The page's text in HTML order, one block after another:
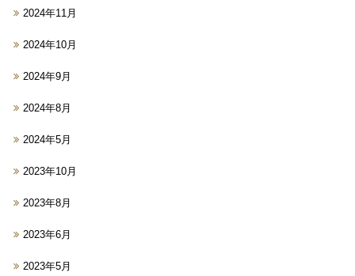
2024年11月
2024年10月
2024年9月
2024年8月
2024年5月
2023年10月
2023年8月
2023年6月
2023年5月